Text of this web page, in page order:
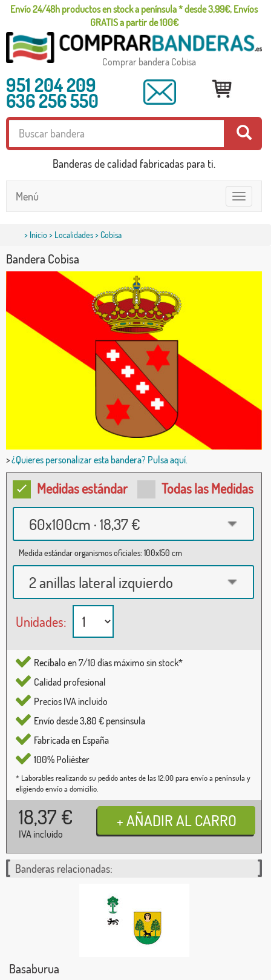
Envío 24/48h productos en stock a península * desde 3,99€, Envíos
GRATIS a partir de 100€
Comprar bandera Cobisa
951 204 209
636 256 550
Banderas de calidad fabricadas para ti.
Toggle
navigation
Menú
> Inicio> Localidades> Cobisa
Bandera Cobisa
>¿Quieres personalizar esta bandera? Pulsa aquí.
Medidas estándar Todas las Medidas
60x100cm · 18,37 €
Medida estándar organismos oficiales: 100x150 cm
2 anillas lateral izquierdo
Unidades:
Recíbalo en 7/10 días máximo sin stock*
Calidad profesional
Precios IVA incluido
Envío desde 3,80 € pensínsula
Fabricada en España
100% Poliéster
* Laborables realizando su pedido antes de las 12:00 para envío a península y
eligiendo envío a domicilio.
18,37 €
IVA incluido
Banderas relacionadas:
Basaburua